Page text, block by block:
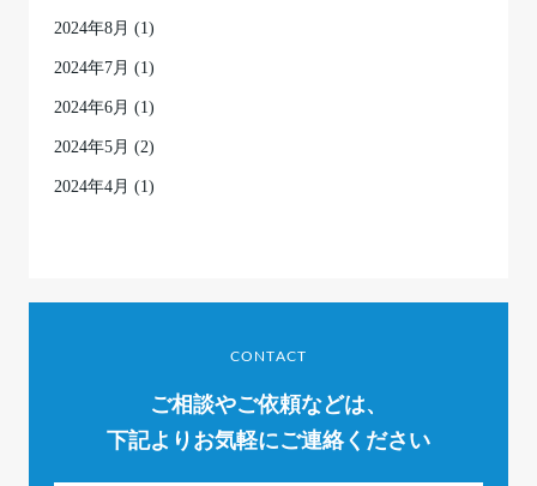
2024年8月 (1)
2024年7月 (1)
2024年6月 (1)
2024年5月 (2)
2024年4月 (1)
CONTACT
ご相談やご依頼などは、
下記よりお気軽にご連絡ください